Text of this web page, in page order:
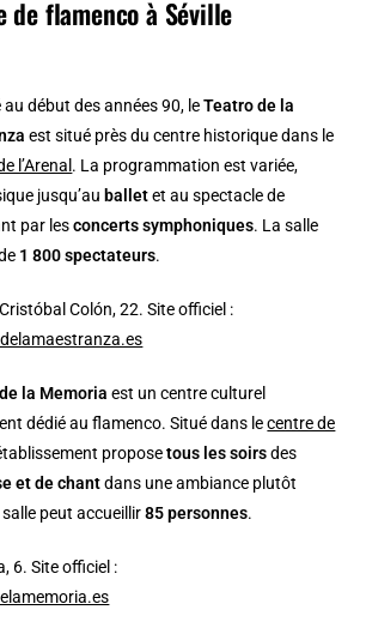
de flamenco à Séville
au début des années 90, leTeatro de la
est situé près du centre historique dans le
l’Arenal . La programmation est variée,
jusqu’au balletet au spectacle de
par lesconcerts symphoniques. La salle
1 800 spectateurs.
Colón, 22. Site officiel :
la Memoria est un centre culturel
dédié au flamenco. Situé dans lecentre de
proposetous les soirsdes
et de chantdans une ambiance plutôt
peut accueillir85 personnes.
6. Site officiel :